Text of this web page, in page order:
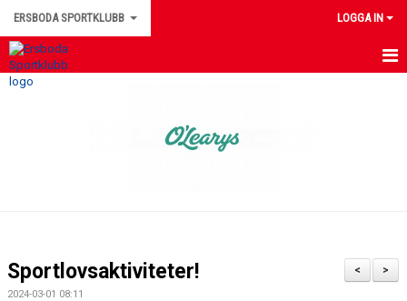
ERSBODA SPORTKLUBB LOGGA IN
HEM
ERSBODA SK STYRELSE
>
<
Sportlovsaktiviteter!
2024-03-01 08:11